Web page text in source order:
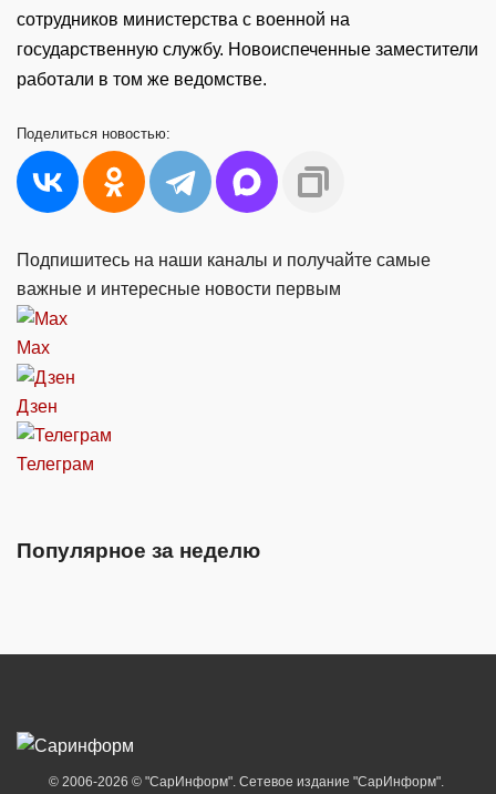
сотрудников министерства с военной на
государственную службу. Новоиспеченные заместители
работали в том же ведомстве.
Поделиться новостью:
Подпишитесь на наши каналы и получайте самые
важные и интересные новости первым
Max
Дзен
Телеграм
Популярное за неделю
© 2006-2026 © "СарИнформ". Сетевое издание "СарИнформ".